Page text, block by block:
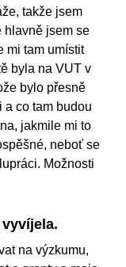
takže jsem
hlavně jsem se
mi tam umístit
byla na VUT v
bylo přesně
a co tam budou
jakmile mi to
neboť se
Možnosti
na výzkumu,